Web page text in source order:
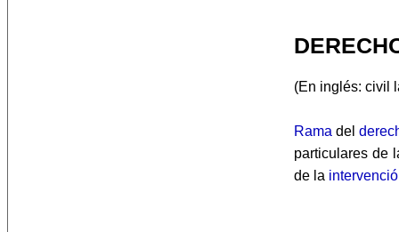
(En inglés: civil
Rama del
particulares de
de la